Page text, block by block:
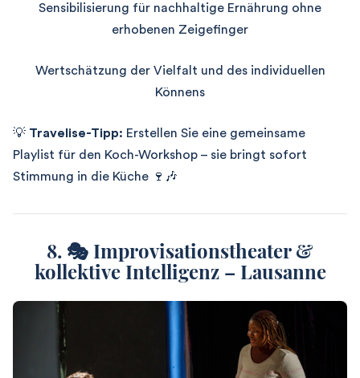
Sensibilisierung für nachhaltige Ernährung ohne
erhobenen Zeigefinger
Wertschätzung der Vielfalt und des individuellen
Könnens
💡 Travelise-Tipp: Erstellen Sie eine gemeinsame
Playlist für den Koch-Workshop – sie bringt sofort
Stimmung in die Küche 🍷🎶
8. 🎭 Improvisationstheater &
kollektive Intelligenz – Lausanne